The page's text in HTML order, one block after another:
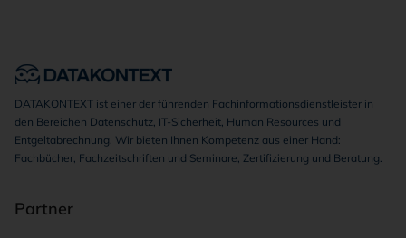
DATAKONTEXT ist einer der führenden Fachinformationsdienstleister in
den Bereichen Datenschutz, IT-Sicherheit, Human Resources und
Entgeltabrechnung. Wir bieten Ihnen Kompetenz aus einer Hand:
Fachbücher, Fachzeitschriften und Seminare, Zertifizierung und Beratung.
Partner